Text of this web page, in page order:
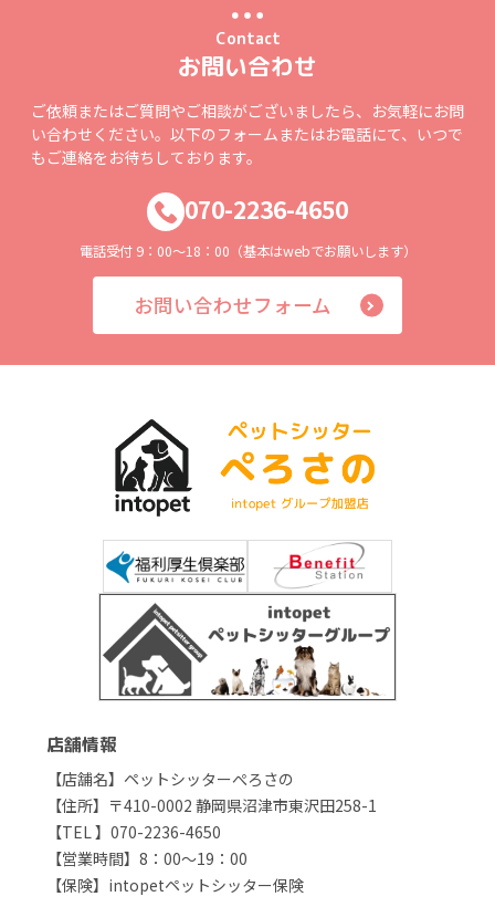
Contact
お問い合わせ
ご依頼またはご質問やご相談がございましたら、お気軽にお問
い合わせください。以下のフォームまたはお電話にて、いつで
もご連絡をお待ちしております。
070-2236-4650
電話受付 9：00～18：00（基本はwebでお願いします）
お問い合わせフォーム
店舗情報
【店舗名】ペットシッターぺろさの
【住所】〒410-0002 静岡県沼津市東沢田258-1
【TEL 】070-2236-4650
【営業時間】8：00～19：00
【保険】intopetペットシッター保険